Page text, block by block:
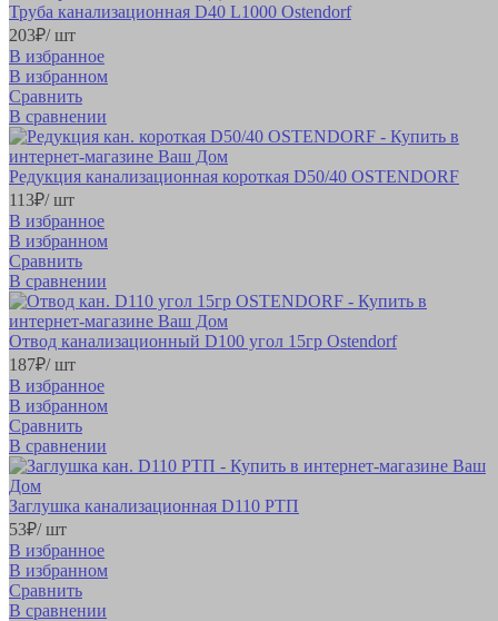
Труба канализационная D40 L1000 Ostendorf
203₽/ шт
В избранное
В избранном
Сравнить
В сравнении
Редукция канализационная короткая D50/40 OSTENDORF
113₽/ шт
В избранное
В избранном
Сравнить
В сравнении
Отвод канализационный D100 угол 15гр Ostendorf
187₽/ шт
В избранное
В избранном
Сравнить
В сравнении
Заглушка канализационная D110 РТП
53₽/ шт
В избранное
В избранном
Сравнить
В сравнении